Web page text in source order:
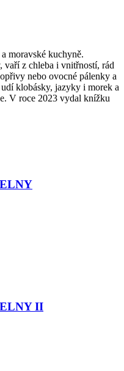
moravské kuchyně.
vaří z chleba i vnitřností, rád
nebo ovocné pálenky a
klobásky, jazyky i morek a
V roce 2023 vydal knížku
II